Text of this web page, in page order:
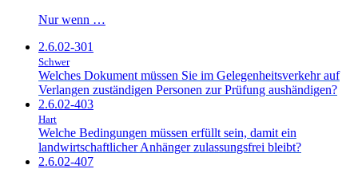
Nur wenn …
2.6.02-301
Schwer
Welches Dokument müssen Sie im Gelegenheitsverkehr auf
Verlangen zuständigen Personen zur Prüfung aushändigen?
2.6.02-403
Hart
Welche Bedingungen müssen erfüllt sein, damit ein
landwirtschaftlicher Anhänger zulassungsfrei bleibt?
2.6.02-407